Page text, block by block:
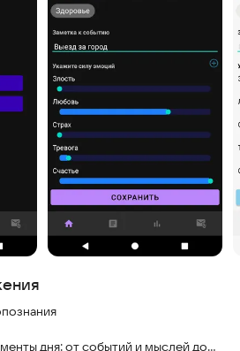
дня: от событий и мыслей до